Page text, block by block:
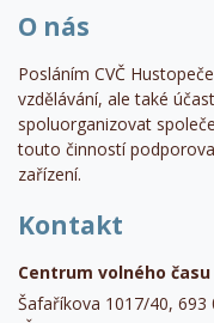
O nás
Posláním CVČ
vzdělávání, ale také
spoluorganizovat
touto činností
zařízení.
Kontakt
Centrum volného
Šafaříkova 1017/40, 693